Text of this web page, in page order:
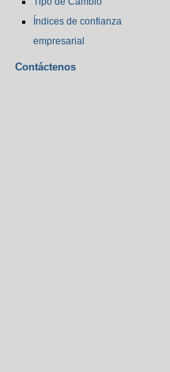
Índices de confianza
empresarial
Contáctenos